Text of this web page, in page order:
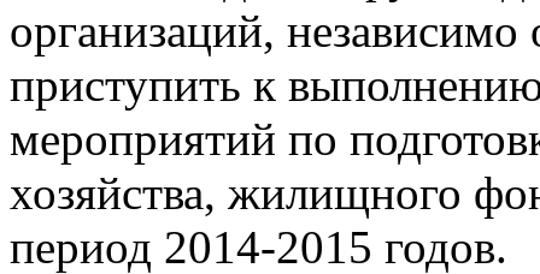
организаций,
приступить к
мероприятий по
хозяйства, жилищного
период 2014-2015 годов.